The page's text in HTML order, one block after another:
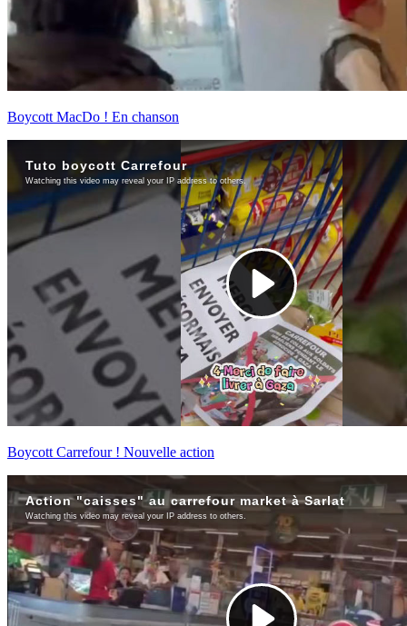
Boycott MacDo ! En chanson
Boycott Carrefour ! Nouvelle action